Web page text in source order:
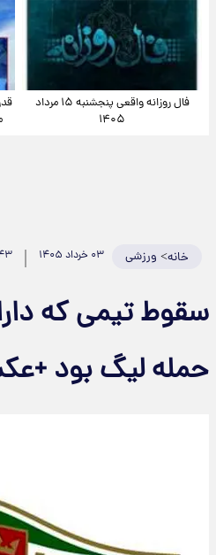
فال روزانه واقعی پنجشنبه ۱۵ مرداد
۱۴۰۵
خانه> ورزشی ۰۳ خرداد ۱۴۰۵
سقوط تیمی که
حمله‌ لیگ بود